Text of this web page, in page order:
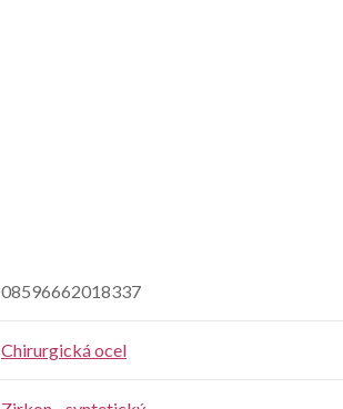
08596662018337
Chirurgická ocel